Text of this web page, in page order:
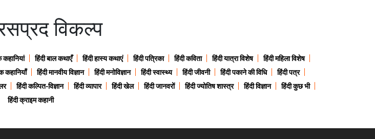
विकल्प
कहानियां हिंदी बाल कथाएँ हिंदी हास्य कथाएं हिंदी पत्रिका हिंदी कविता हिंदी यात्रा विशेष
हिंदी महिला विशेष
कहानियाँ हिंदी मानवीय विज्ञान हिंदी मनोविज्ञान हिंदी स्वास्थ्य हिंदी जीवनी हिंदी पकाने की विधि
हिंदी पत्र
हिंदी कल्पित-विज्ञान हिंदी व्यापार हिंदी खेल हिंदी जानवरों हिंदी ज्योतिष शास्त्र हिंदी विज्ञान
हिंदी कुछ भी
हिंदी क्राइम कहानी